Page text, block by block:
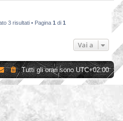
3 risultati • Pagina 1 di 1
Vai a
Tutti gli orari sonoUTC+02:00